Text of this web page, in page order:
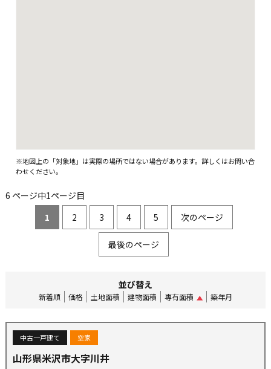
※地図上の「対象地」は実際の場所ではない場合があります。詳しくはお問い合
わせください。
6 ページ中1ページ目
1
2 3 4 5 次のページ
最後のページ
並び替え
新着順 価格 土地面積 建物面積 専有面積 築年月
中古一戸建て 空家
山形県米沢市大字川井